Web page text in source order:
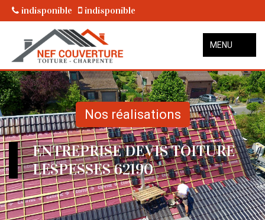
indisponible indisponible
MENU
Nos réalisations
ENTREPRISE DEVIS TOITURE
LESPESSES 62190